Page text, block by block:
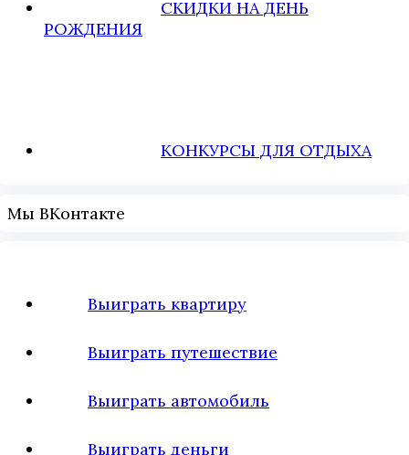
СКИДКИ НА ДЕНЬ
РОЖДЕНИЯ
КОНКУРСЫ ДЛЯ ОТДЫХА
Мы ВКонтакте
Выиграть квартиру
Выиграть путешествие
Выиграть автомобиль
Выиграть деньги